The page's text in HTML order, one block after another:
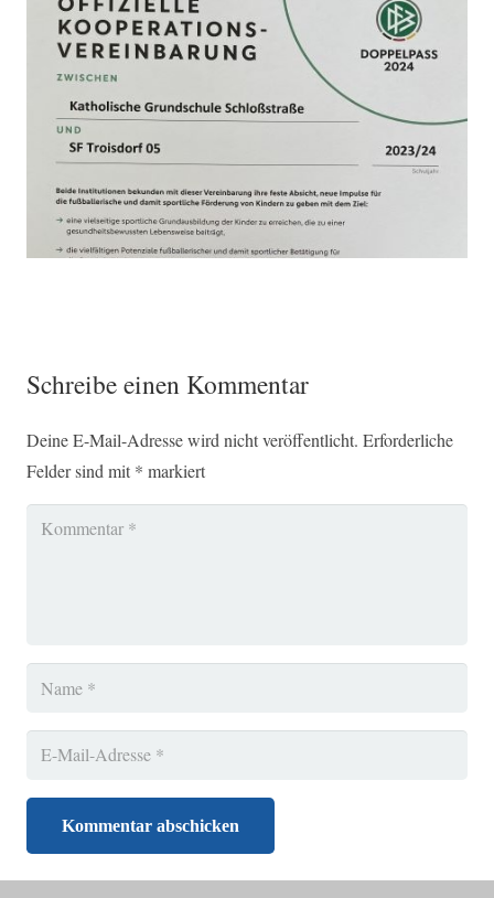
Schreibe einen Kommentar
Deine E-Mail-Adresse wird nicht veröffentlicht. Erforderliche
Felder sind mit * markiert
Kommentar abschicken